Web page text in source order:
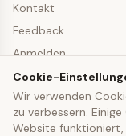
Kontakt
Feedback
Anmelden
Registrieren
© 2026
Cookie-
Wir verwenden
zu verbessern.
Website funktioniert,